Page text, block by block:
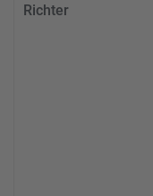
Richter